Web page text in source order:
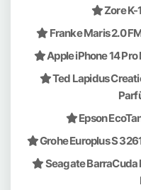
Zore K-
Franke Maris 2.0
Apple iPhone 14 Pro
Ted Lapidus
Epson
Grohe Europlus S
Seagate BarraCuda